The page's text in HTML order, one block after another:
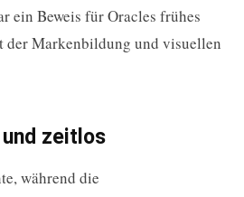
ein Beweis für Oracles frühes
der Markenbildung und visuellen
zeitlos
während die